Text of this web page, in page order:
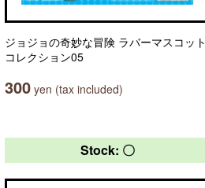
ジョジョの奇妙な冒険 ラバーマスコット
コレクション05
300 yen (tax included)
Stock: 〇